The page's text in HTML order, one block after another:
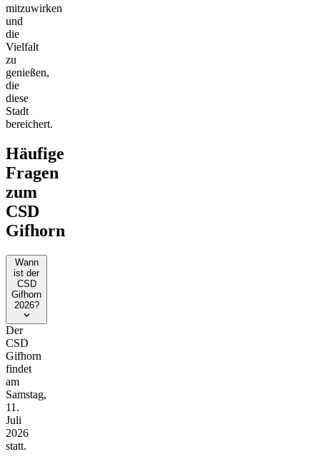
mitzuwirken
und
die
Vielfalt
zu
genießen,
die
diese
Stadt
bereichert.
Häufige
Fragen
zum
CSD
Gifhorn
Wann
ist der
CSD
Gifhorn
2026?
Der
CSD
Gifhorn
findet
am
Samstag,
11.
Juli
2026
statt.